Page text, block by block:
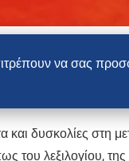
να σας
και δυσκολίες στη
λεξιλογίου, της